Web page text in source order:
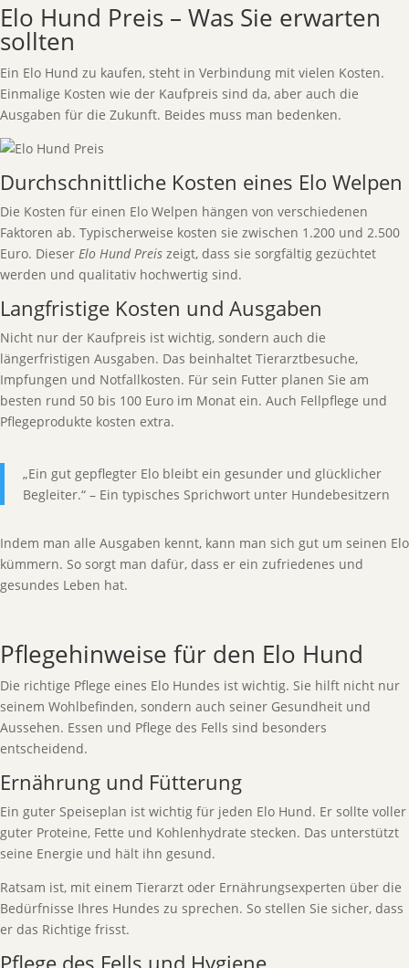
Elo Hund Preis – Was Sie erwarten
sollten
Ein Elo Hund zu kaufen, steht in Verbindung mit vielen Kosten.
Einmalige Kosten wie der Kaufpreis sind da, aber auch die
Ausgaben für die Zukunft. Beides muss man bedenken.
Durchschnittliche Kosten eines Elo Welpen
Die Kosten für einen Elo Welpen hängen von verschiedenen
Faktoren ab. Typischerweise kosten sie zwischen 1.200 und 2.500
Euro. Dieser Elo Hund Preis zeigt, dass sie sorgfältig gezüchtet
werden und qualitativ hochwertig sind.
Langfristige Kosten und Ausgaben
Nicht nur der Kaufpreis ist wichtig, sondern auch die
längerfristigen Ausgaben. Das beinhaltet Tierarztbesuche,
Impfungen und Notfallkosten. Für sein Futter planen Sie am
besten rund 50 bis 100 Euro im Monat ein. Auch Fellpflege und
Pflegeprodukte kosten extra.
„Ein gut gepflegter Elo bleibt ein gesunder und glücklicher
Begleiter.“ – Ein typisches Sprichwort unter Hundebesitzern
Indem man alle Ausgaben kennt, kann man sich gut um seinen Elo
kümmern. So sorgt man dafür, dass er ein zufriedenes und
gesundes Leben hat.
Pflegehinweise für den Elo Hund
Die richtige Pflege eines Elo Hundes ist wichtig. Sie hilft nicht nur
seinem Wohlbefinden, sondern auch seiner Gesundheit und
Aussehen. Essen und Pflege des Fells sind besonders
entscheidend.
Ernährung und Fütterung
Ein guter Speiseplan ist wichtig für jeden Elo Hund. Er sollte voller
guter Proteine, Fette und Kohlenhydrate stecken. Das unterstützt
seine Energie und hält ihn gesund.
Ratsam ist, mit einem Tierarzt oder Ernährungsexperten über die
Bedürfnisse Ihres Hundes zu sprechen. So stellen Sie sicher, dass
er das Richtige frisst.
Pflege des Fells und Hygiene